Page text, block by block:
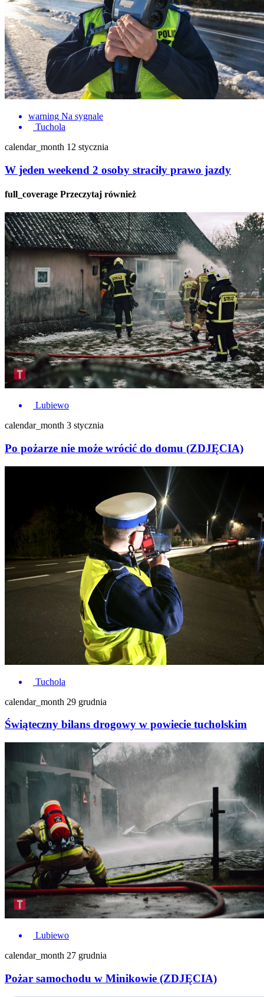
warning Na sygnale
Tuchola
calendar_month 12 stycznia
W jeden weekend 2 osoby straciły prawo jazdy
full_coverage Przeczytaj również
Lubiewo
calendar_month 3 stycznia
Po pożarze nie może wrócić do domu (ZDJĘCIA)
Tuchola
calendar_month 29 grudnia
Świąteczny bilans drogowy w powiecie tucholskim
Lubiewo
calendar_month 27 grudnia
Pożar samochodu w Minikowie (ZDJĘCIA)